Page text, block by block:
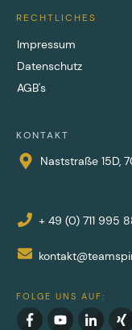
RECHTLICHES
Impressum
Datenschutz
AGB's
KONTAKT
Naststraße 15D,
+ 49 (0) 711 995
FOLGE UNS AUF: